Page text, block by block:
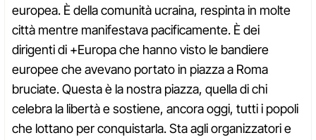
europea. È della comunità ucraina, respinta in molte
città mentre manifestava pacificamente. È dei
dirigenti di +Europa che hanno visto le bandiere
europee che avevano portato in piazza a Roma
bruciate. Questa è la nostra piazza, quella di chi
celebra la libertà e sostiene, ancora oggi, tutti i popoli
che lottano per conquistarla. Sta agli organizzatori e